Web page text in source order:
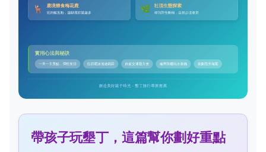
帶孩子玩墾丁，這篇幫你劃好重點